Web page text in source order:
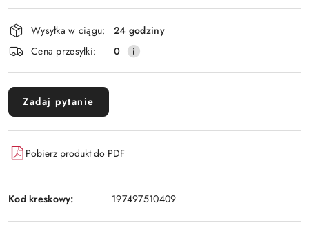
Wysyłka w ciągu:
24 godziny
Cena przesyłki:
0
Zadaj pytanie
Pobierz produkt do PDF
Kod kreskowy: 197497510409